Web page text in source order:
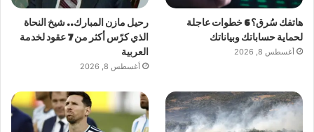
هاتفك سُرق؟ 6 خطوات عاجلة
لحماية حساباتك وبياناتك
أغسطس 8, 2026
رحيل مازن المبارك.. شيخ النحاة
الذي كرّس أكثر من 7 عقود لخدمة
العربية
أغسطس 8, 2026